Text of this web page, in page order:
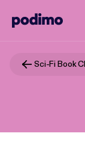
Sci-Fi Book